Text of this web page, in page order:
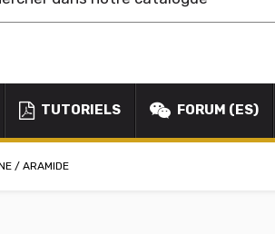
TUTORIELS FORUM (ES)
/ ARAMIDE